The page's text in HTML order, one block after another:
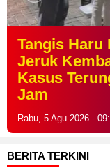
Ungkap
Hexymer,
Amankan
Obat Keras
Rabu, 5 Agu 2026 -
BERITA TERKINI